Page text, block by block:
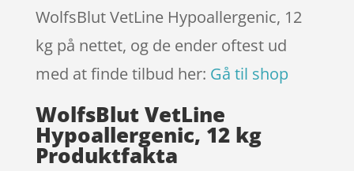
WolfsBlut VetLine Hypoallergenic, 12
kg på nettet, og de ender oftest ud
med at finde tilbud her: Gå til shop
WolfsBlut VetLine
Hypoallergenic, 12 kg
Produktfakta